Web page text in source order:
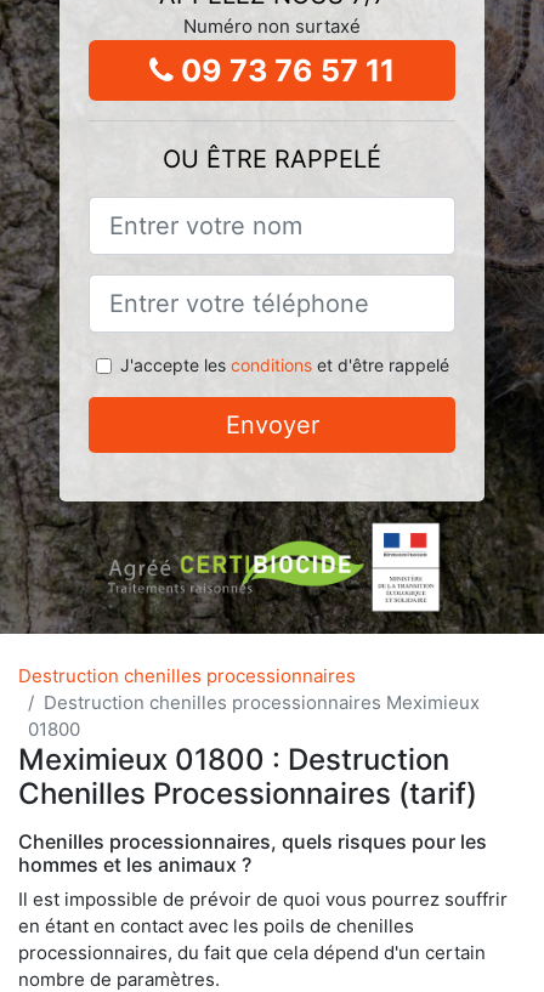
Numéro non surtaxé
09 73 76 57 11
OU ÊTRE RAPPELÉ
J'accepte les conditionset d'être rappelé
Envoyer
Destruction chenilles processionnaires
Destruction chenilles processionnaires Meximieux
01800
Meximieux 01800 : Destruction
Chenilles Processionnaires (tarif)
Chenilles processionnaires, quels risques pour les
hommes et les animaux ?
Il est impossible de prévoir de quoi vous pourrez souffrir
en étant en contact avec les poils de chenilles
processionnaires, du fait que cela dépend d'un certain
nombre de paramètres.